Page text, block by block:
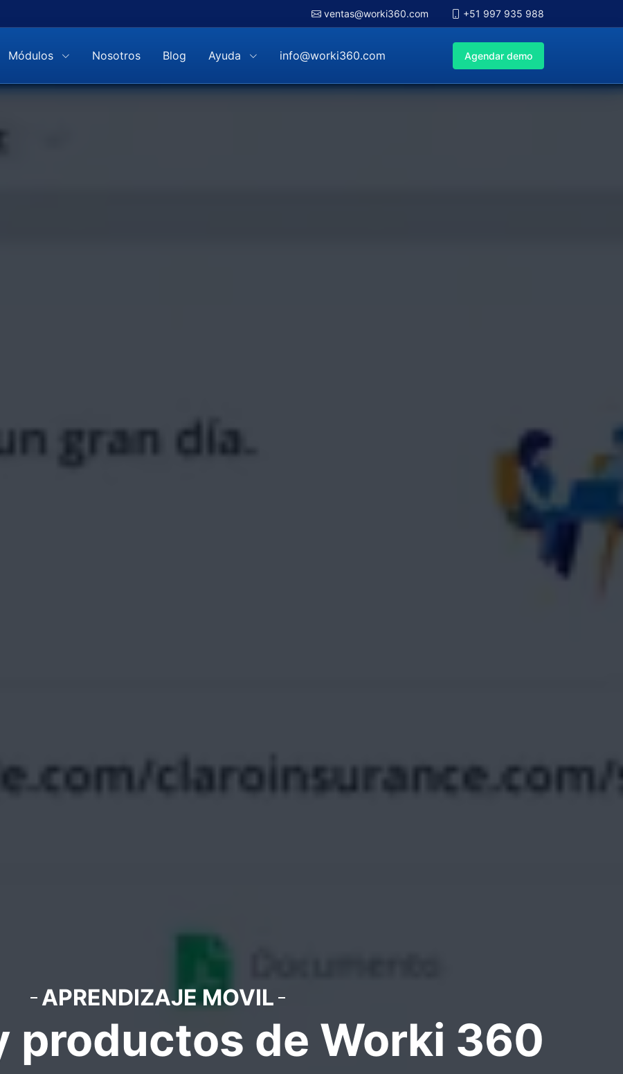
ventas@worki360.com +51 997 935 988
Módulos Nosotros Blog Ayuda info@worki360.com Agendar demo
APRENDIZAJE MOVIL
productos de Worki 360